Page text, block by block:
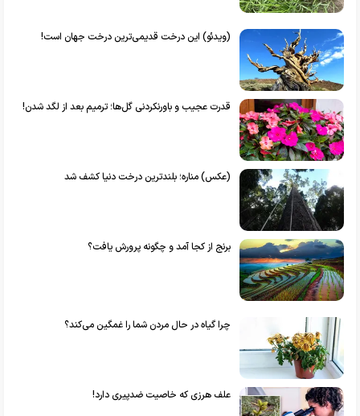
(ویدئو) این درخت قدیمی‌ترین درخت جهان است!
قدرت عجیب و باورنکردنی گل‌ها؛ ترمیم بعد از لگد شدن!
(عکس) مناره؛ بلندترین درخت دنیا کشف شد
برنج از کجا آمد و چگونه پرورش یافت؟
چرا گیاه در حال مردن شما را غمگین می‌کند؟
علف هرزی که خاصیت ضدپیری دارد!